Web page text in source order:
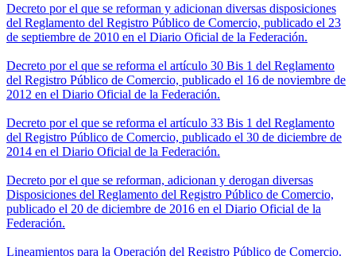
Decreto por el que se reforman y adicionan diversas disposiciones
del Reglamento del Registro Público de Comercio, publicado el 23
de septiembre de 2010 en el Diario Oficial de la Federación.
Decreto por el que se reforma el artículo 30 Bis 1 del Reglamento
del Registro Público de Comercio, publicado el 16 de noviembre de
2012 en el Diario Oficial de la Federación.
Decreto por el que se reforma el artículo 33 Bis 1 del Reglamento
del Registro Público de Comercio, publicado el 30 de diciembre de
2014 en el Diario Oficial de la Federación.
Decreto por el que se reforman, adicionan y derogan diversas
Disposiciones del Reglamento del Registro Público de Comercio,
publicado el 20 de diciembre de 2016 en el Diario Oficial de la
Federación.
Lineamientos para la Operación del Registro Público de Comercio.